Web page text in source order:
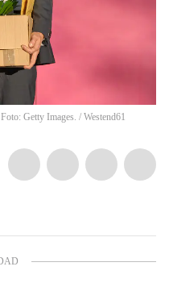
Getty Images. / Westend61